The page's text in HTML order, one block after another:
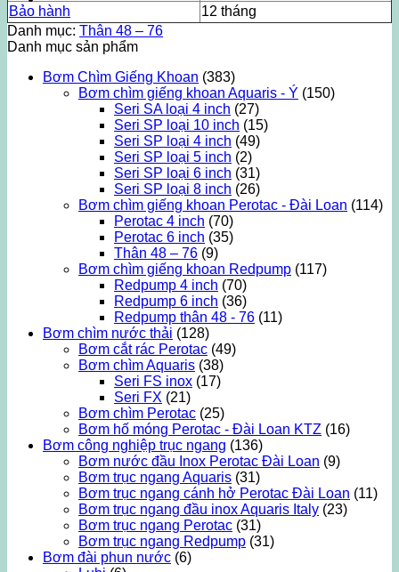
Bảo hành
12 tháng
Danh mục: Thân 48 – 76
Danh mục sản phẩm
Bơm Chìm Giếng Khoan (383)
Bơm chìm giếng khoan Aquaris - Ý (150)
Seri SA loại 4 inch (27)
Seri SP loại 10 inch (15)
Seri SP loại 4 inch (49)
Seri SP loại 5 inch (2)
Seri SP loại 6 inch (31)
Seri SP loại 8 inch (26)
Bơm chìm giếng khoan Perotac - Đài Loan (114)
Perotac 4 inch (70)
Perotac 6 inch (35)
Thân 48 – 76 (9)
Bơm chìm giếng khoan Redpump (117)
Redpump 4 inch (70)
Redpump 6 inch (36)
Redpump thân 48 - 76 (11)
Bơm chìm nước thải (128)
Bơm cắt rác Perotac (49)
Bơm chìm Aquaris (38)
Seri FS inox (17)
Seri FX (21)
Bơm chìm Perotac (25)
Bơm hố móng Perotac - Đài Loan KTZ (16)
Bơm công nghiệp trục ngang (136)
Bơm nước đầu Inox Perotac Đài Loan (9)
Bơm trục ngang Aquaris (31)
Bơm trục ngang cánh hở Perotac Đài Loan (11)
Bơm trục ngang đầu inox Aquaris Italy (23)
Bơm trục ngang Perotac (31)
Bơm trục ngang Redpump (31)
Bơm đài phun nước (6)